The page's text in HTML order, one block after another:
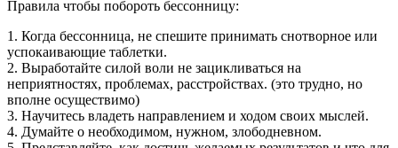
Правила чтобы побороть бессонницу:
1. Когда бессонница, не спешите принимать снотворное или
успокаивающие таблетки.
2. Выработайте силой воли не зацикливаться на
неприятностях, проблемах, расстройствах. (это трудно, но
вполне осуществимо)
3. Научитесь владеть направлением и ходом своих мыслей.
4. Думайте о необходимом, нужном, злободневном.